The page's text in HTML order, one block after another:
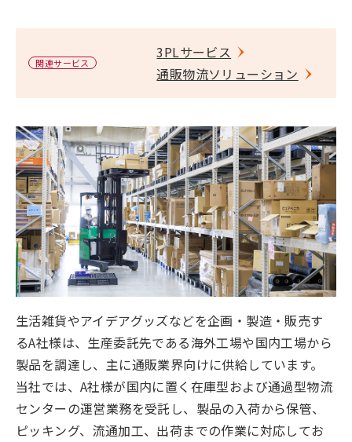
関連サービス
3PLサービス
通販物流ソリューション
生活雑貨やアイデアグッズなどを企画・製造・販売す
るA社様は、生産委託先である海外工場や国内工場から
製品を調達し、主に通販業界向けに供給しています。
当社では、A社様が国内に置く在庫型および通過型物流
センターの運営業務を受託し、製品の入荷から保管、
ピッキング、流通加工、出荷までの作業に対応してお